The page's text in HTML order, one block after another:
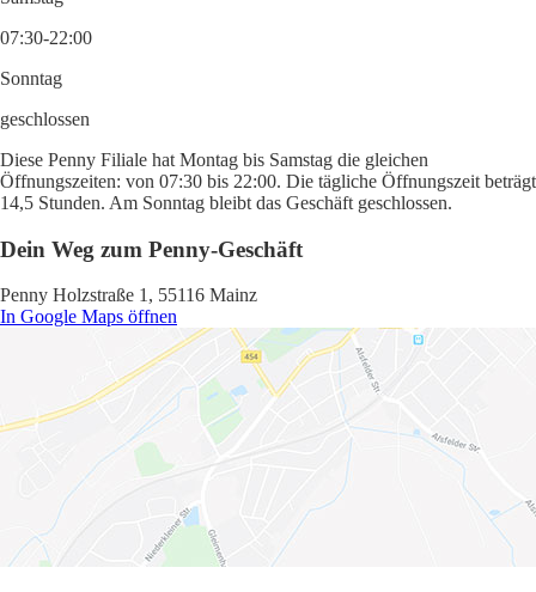
07:30-22:00
Sonntag
geschlossen
Diese Penny Filiale hat Montag bis Samstag die gleichen
Öffnungszeiten: von 07:30 bis 22:00. Die tägliche Öffnungszeit beträgt
14,5 Stunden. Am Sonntag bleibt das Geschäft geschlossen.
Dein Weg zum Penny-Geschäft
Penny Holzstraße 1, 55116 Mainz
In Google Maps öffnen